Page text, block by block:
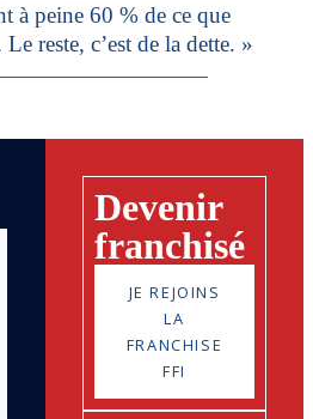
à peine 60 % de ce que
reste, c’est de la dette. »
Devenir
franchisé
JE REJOINS
LA
FRANCHISE
FFI